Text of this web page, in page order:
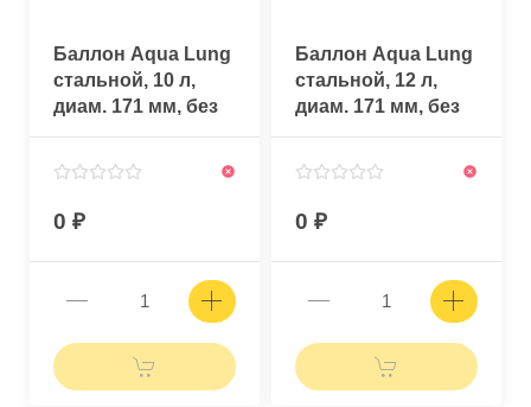
Баллон Aqua Lung
стальной, 10 л,
диам. 171 мм, без
вентиля 300 бар
0
Баллон Aqua Lung
стальной, 12 л,
диам. 171 мм, без
вентиля, 300 бар
0